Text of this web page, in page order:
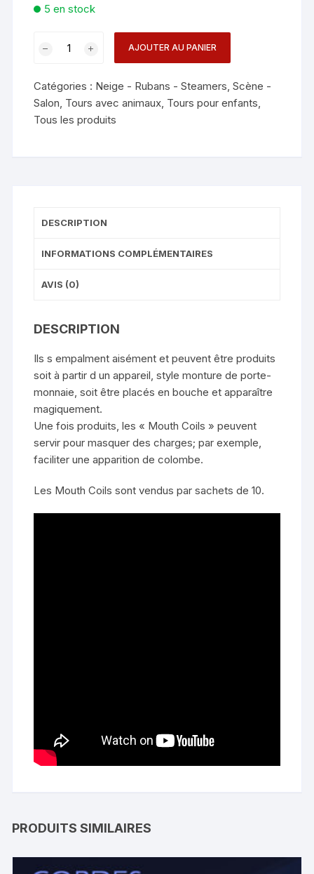
5 en stock
COILS
STANDARD
-
AJOUTER AU PANIER
Catégories : Neige - Rubans - Steamers,Scène -
Salon, Tours avec animaux, Tours pour enfants,
Tous les produits
DESCRIPTION
INFORMATIONS COMPLÉMENTAIRES
AVIS (0)
DESCRIPTION
Ils s empalment aisément et peuvent être produits
soit à partir d un appareil, style monture de porte-
monnaie, soit être placés en bouche et apparaître
magiquement.
Une fois produits, les « Mouth Coils » peuvent
servir pour masquer des charges; par exemple,
faciliter une apparition de colombe.
Les Mouth Coils sont vendus par sachets de 10.
PRODUITS SIMILAIRES